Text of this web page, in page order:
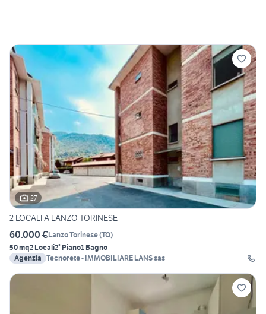
27
2 LOCALI A LANZO TORINESE
60.000 €Lanzo Torinese(TO)
50 mq2 Locali2° Piano1 Bagno
Agenzia Tecnorete - IMMOBILIARE LANS sas